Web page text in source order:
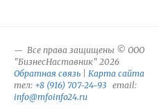
Все права защищены © ООО
"БизнесНаставник" 2026
Обратная связь
Карта сайта
тел: +8 (916) 707-24-93 email:
info@mfoinfo24.ru